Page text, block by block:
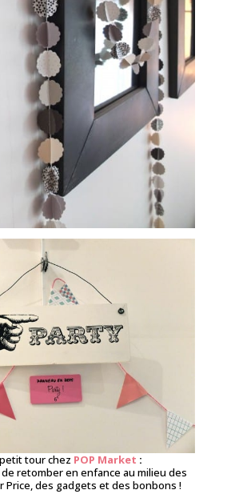
tour chez POP Market :
de retomber en enfance au milieu des
Price, des gadgets et des bonbons !